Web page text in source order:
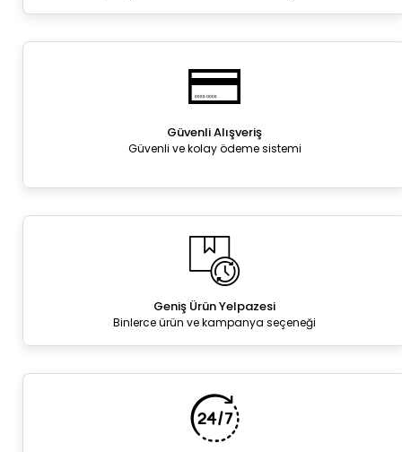
Güvenli Alışveriş
Güvenli ve kolay ödeme sistemi
Geniş Ürün Yelpazesi
Binlerce ürün ve kampanya seçeneği